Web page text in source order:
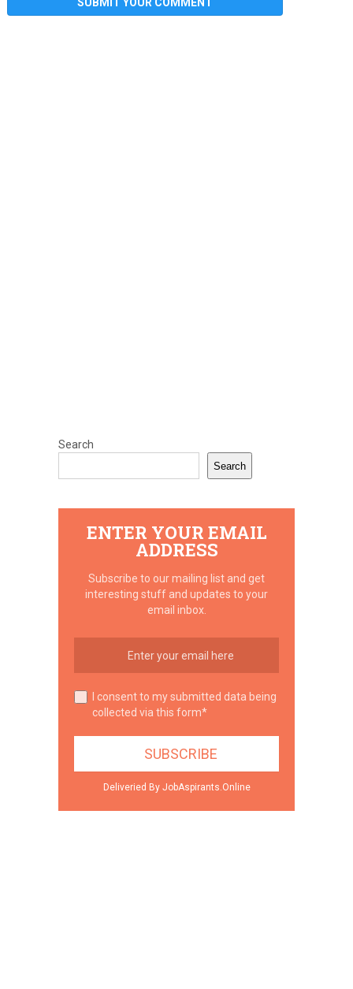
Search
Search
ENTER YOUR EMAIL
ADDRESS
Subscribe to our mailing list and get
interesting stuff and updates to your
email inbox.
I consent to my submitted data being
collected via this form*
Deliveried By JobAspirants.Online